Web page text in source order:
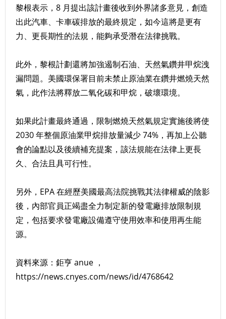
黎根表示，8 月提出該計畫後收到外界諸多意見，創造
出此汽車、卡車碳排放的最終規定，如今這將是更有
力、更長期性的法規，能夠承受潛在法律挑戰。
此外，黎根計劃還將加強遏制石油、天然氣鑽井甲烷洩
漏問題。美國環保署目前未禁止原油業在鑽井燃燒天然
氣，此作法將釋放二氧化碳和甲烷，破壞環境。
如果此計畫最終通過，限制燃燒天然氣規定實施後將使
2030 年整個原油業甲烷排放量減少 74%，再加上公聽
會的論點以及後續補充提案，該法規能在法律上更長
久、合法且具可行性。
另外，EPA 在經歷美國最高法院挑戰其法律權威的陰影
後，內部官員正竭盡全力制定新的發電廠排放限制規
定，包括要求發電廠設備遵守使用效率和使用再生能
源。
資料來源：鉅亨 anue ，
https://news.cnyes.com/news/id/4768642